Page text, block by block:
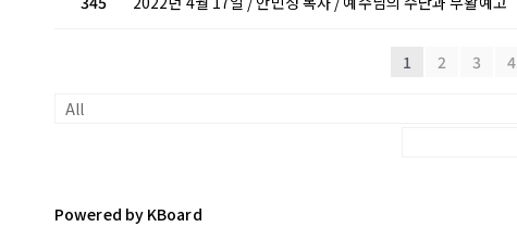
1 2 3 4
Powered by KBoard